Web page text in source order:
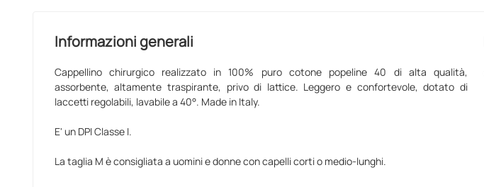
Informazioni generali
Cappellino chirurgico realizzato in 100% puro cotone popeline 40 di alta qualità,
assorbente, altamente traspirante, privo di lattice. Leggero e confortevole, dotato di
laccetti regolabili, lavabile a 40°. Made in Italy.
E' un DPI Classe I.
La taglia M è consigliata a uomini e donne con capelli corti o medio-lunghi.